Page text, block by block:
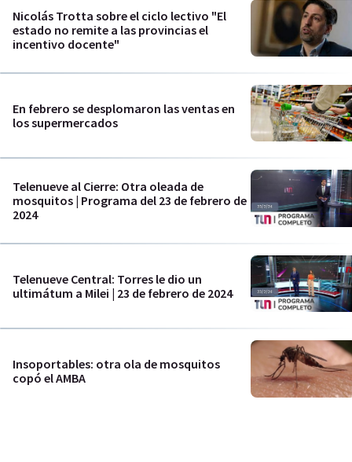
Nicolás Trotta sobre el ciclo lectivo "El
estado no remite a las provincias el
incentivo docente"
En febrero se desplomaron las ventas en
los supermercados
Telenueve al Cierre: Otra oleada de
mosquitos | Programa del 23 de febrero de
2024
Telenueve Central: Torres le dio un
ultimátum a Milei | 23 de febrero de 2024
Insoportables: otra ola de mosquitos
copó el AMBA